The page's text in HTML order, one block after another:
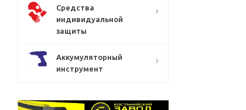
Средства
индивидуальной
защиты
Аккумуляторный
инструмент